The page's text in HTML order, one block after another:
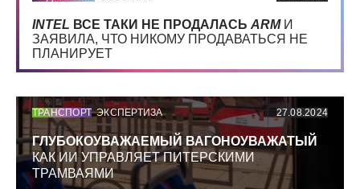
INTEL ВСЕ ТАКИ НЕ ПРОДАЛАСЬ ARMИ
ЗАЯВИЛА, ЧТО НИКОМУ ПРОДАВАТЬСЯ НЕ
ПЛАНИРУЕТ
ТРАНСПОРТ ЭКСПЕРТИЗА 27.08.2024
ГЛУБОКОУВАЖАЕМЫЙ ВАГОНОУВАЖАТЫЙ
КАК ИИ УПРАВЛЯЕТ ПИТЕРСКИМИ
ТРАМВАЯМИ